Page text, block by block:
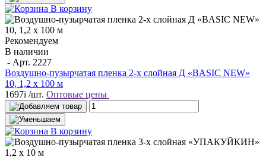
В корзину
Рекомендуем
В наличии
- Арт. 2227
Воздушно-пузырчатая пленка 2-х слойная Д «BASIC NEW»
10, 1,2 х 100 м
1697i /шт. Оптовые цены
В корзину